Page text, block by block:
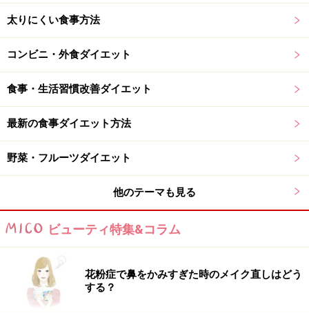
重すぎずサラッと軽い口当たりが嬉しいスープのご紹介
です。
リンク： 1人分93kcal たっぷりきのこのしょうが豆乳スープ [ダイエットレシピ] All
About
太りにくい食事方法
コンビニ・外食ダイエット
食事・生活習慣改善ダイエット
最新の食事ダイエット方法
野菜・フルーツダイエット
他のテーマも見る
ビューティ特集&コラム
花粉症で鼻をかみすぎた時のメイク直しはどう
する？